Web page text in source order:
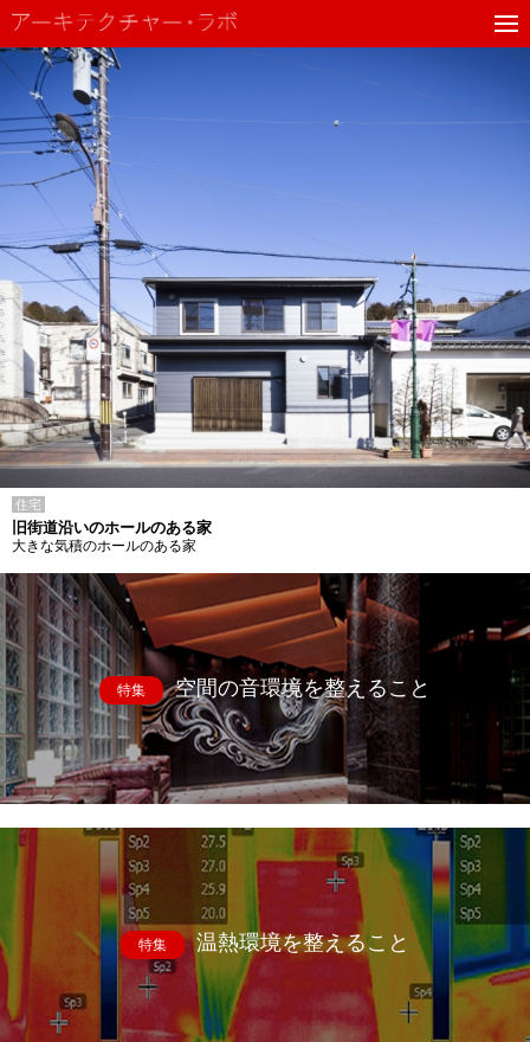
住宅
旧街道沿いのホールのある家
大きな気積のホールのある家
特集 空間の音環境を整えること
特集 温熱環境を整えること